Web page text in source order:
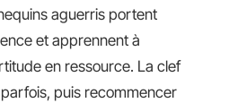
aguerris portent
et apprennent à
en ressource. La clef
puis recommencer